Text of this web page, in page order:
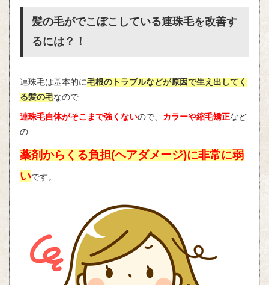
髪の毛がでこぼこしている連珠毛を改善す
るには？！
連珠毛は基本的に毛根のトラブルなどが原因で生え出してく
る髪の毛なので
連珠毛自体がそこまで強くないので、 カラーや縮毛矯正など
の
薬剤からくる負担(ヘアダメージ)に非常に弱
いです。